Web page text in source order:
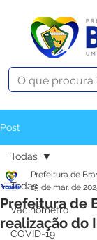
Post
Todas
Vacinômetro
COVID-19
Todas
Prefeitura de
realização do
Prefeitura de
15 de mar. de